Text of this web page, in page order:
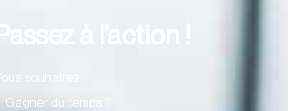
Vous souhaitez :
Gagner du temps ?